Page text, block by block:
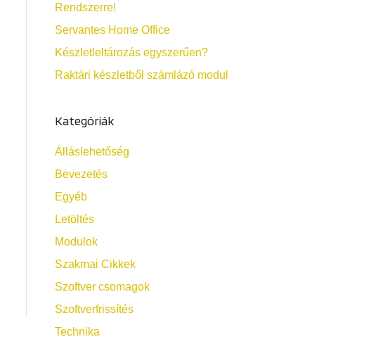
Rendszerre!
Servantes Home Office
Készletleltározás egyszerűen?
Raktári készletből számlázó modul
Kategóriák
Álláslehetőség
Bevezetés
Egyéb
Letöltés
Modulok
Szakmai Cikkek
Szoftver csomagok
Szoftverfrissítés
Technika